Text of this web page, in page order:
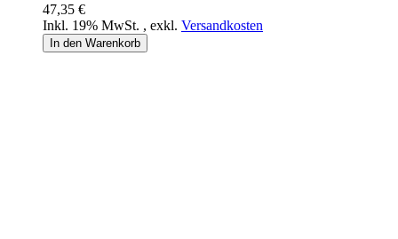
47,35 €
Inkl. 19% MwSt. , exkl. Versandkosten
In den Warenkorb